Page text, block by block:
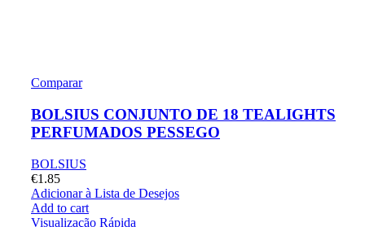
Comparar
BOLSIUS CONJUNTO DE 18 TEALIGHTS
PERFUMADOS PESSEGO
BOLSIUS
€1.85
Adicionar à Lista de Desejos
Add to cart
Visualização Rápida